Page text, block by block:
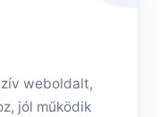
weboldalt,
jól működik